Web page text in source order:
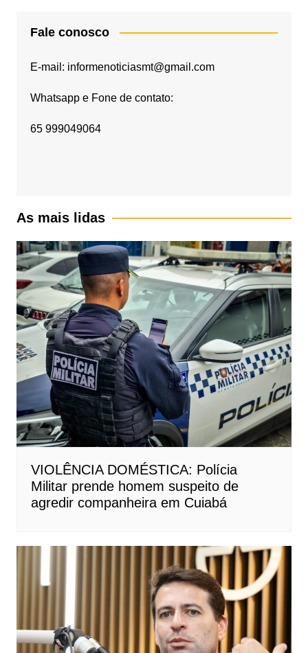
Fale conosco
E-mail: informenoticiasmt@gmail.com
Whatsapp e Fone de contato:
65 999049064
As mais lidas
VIOLÊNCIA DOMÉSTICA: Polícia
Militar prende homem suspeito de
agredir companheira em Cuiabá